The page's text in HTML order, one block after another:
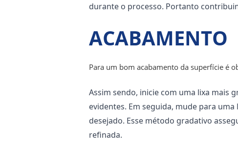
durante o processo. Portanto
ACABAMENTO
Para um bom acabamento da superfície é
Assim sendo, inicie com uma lixa mais
evidentes. Em seguida, mude para
desejado. Esse método gradativo
refinada.